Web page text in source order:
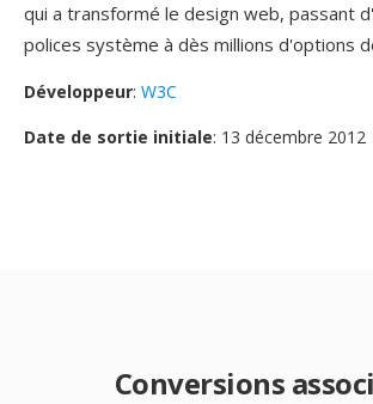
qui a transformé le design web, passant
polices système à dès millions d'options
Développeur: W3C
Date de sortie initiale: 13 décembre 2012
Conversions